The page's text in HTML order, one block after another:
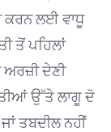
ਕਰਨ ਲਈ ਵਾਧੂ
ਤੋਂ ਪਹਿਲਾਂ
ਦੇਣੀ
ਉੱਤੇ ਲਾਗੂ ਦੋ
ਤਬਦੀਲ ਨਹੀਂ